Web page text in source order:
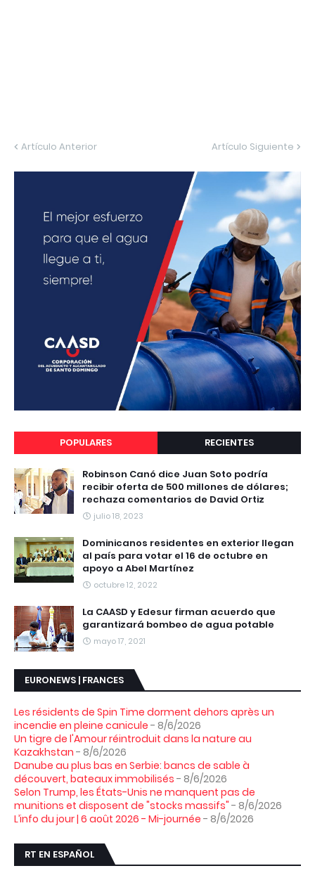
Artículo Anterior Artículo Siguiente
POPULARES RECIENTES
Robinson Canó dice Juan Soto podría
recibir oferta de 500 millones de dólares;
rechaza comentarios de David Ortiz
julio 18, 2023
Dominicanos residentes en exterior llegan
al país para votar el 16 de octubre en
apoyo a Abel Martínez
octubre 12, 2022
La CAASD y Edesur firman acuerdo que
garantizará bombeo de agua potable
mayo 17, 2021
EURONEWS | FRANCES
Les résidents de Spin Time dorment dehors après un
incendie en pleine canicule - 8/6/2026
Un tigre de l'Amour réintroduit dans la nature au
Kazakhstan - 8/6/2026
Danube au plus bas en Serbie: bancs de sable à
découvert, bateaux immobilisés - 8/6/2026
Selon Trump, les États-Unis ne manquent pas de
munitions et disposent de "stocks massifs" - 8/6/2026
L’info du jour | 6 août 2026 - Mi-journée - 8/6/2026
RT EN ESPAÑOL